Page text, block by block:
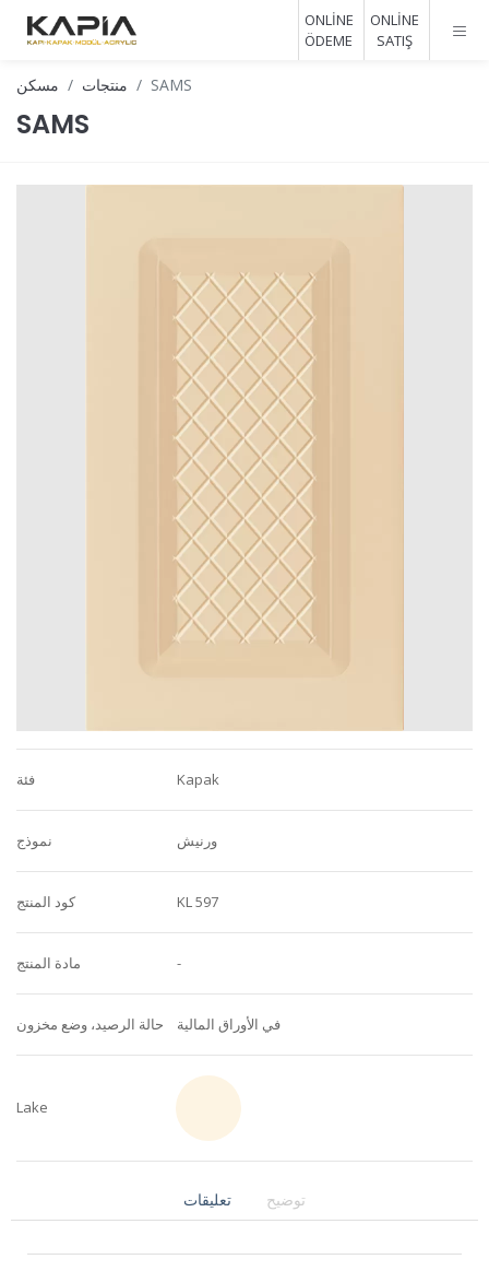
ONLİNE
SATIŞ
ONLİNE
ÖDEME
مسكن منتجات SAMS
SAMS
فئة Kapak
نموذج ورنيش
كود المنتج KL 597
مادة المنتج -
حالة الرصيد، وضع مخزون في الأوراق المالية
Lake
تعليقات توضيح